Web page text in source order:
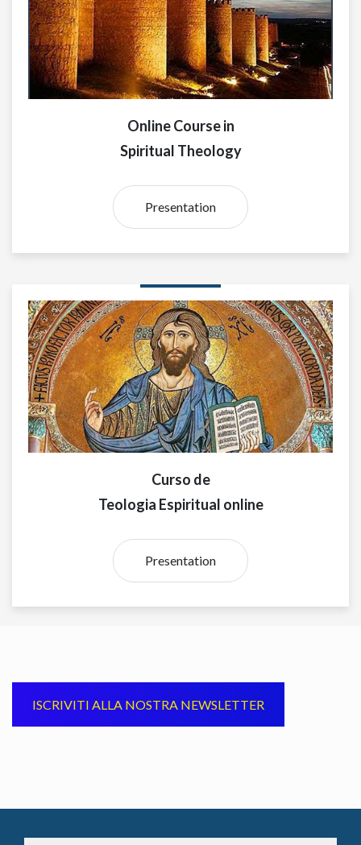
Online Course in
Spiritual Theology
Presentation
Curso de
Teologia Espiritual online
Presentation
ISCRIVITI ALLA NOSTRA NEWSLETTER